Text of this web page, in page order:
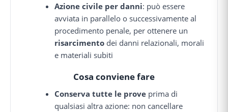
Azione civile per danni: può essere
avviata in parallelo o successivamente al
procedimento penale, per ottenere un
risarcimento dei danni relazionali, morali
e materiali subiti
Cosa conviene fare
Conserva tutte le prove prima di
qualsiasi altra azione: non cancellare